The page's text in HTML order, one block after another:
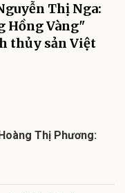
Thị Nga:
Hồng Vàng"
thủy sản Việt
Thị Phương: